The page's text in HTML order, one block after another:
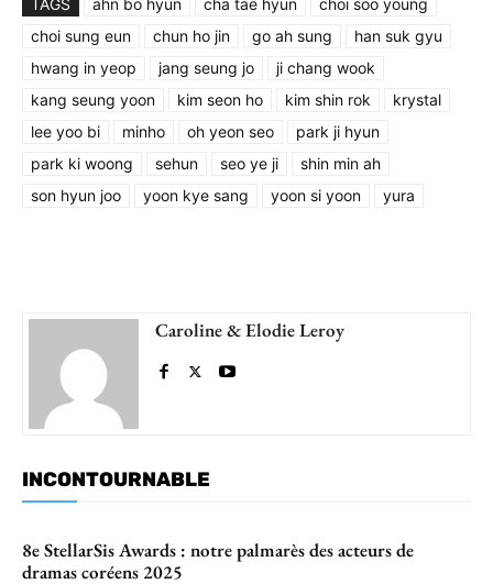
TAGS ahn bo hyun cha tae hyun
choi soo young
choi sung eun
chun ho jin go ah sung
han suk gyu
hwang in yeop
jang seung jo
ji chang wook
kang seung yoon
kim seon ho kim shin rok
krystal
lee yoo bi
minho oh yeon seo
park ji hyun
park ki woong
sehun seo ye ji
shin min ah
son hyun joo
yoon kye sang yoon si yoon yura
Caroline & Elodie Leroy
INCONTOURNABLE
8e StellarSis Awards : notre palmarès des acteurs de
dramas coréens 2025